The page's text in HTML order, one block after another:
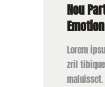
Nou
Emotion
Lorem
zril
maluisset.